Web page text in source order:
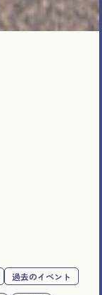
過去のイベント